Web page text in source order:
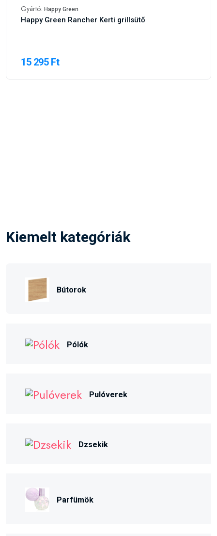
Gyártó: Happy Green
Happy Green Rancher Kerti grillsütő
15 295 Ft
Kiemelt kategóriák
Bútorok
Pólók
Pulóverek
Dzsekik
Parfümök